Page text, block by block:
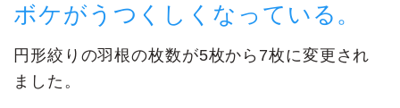
ボケがうつくしくなっている。
円形絞りの羽根の枚数が5枚から7枚に変更され
ました。